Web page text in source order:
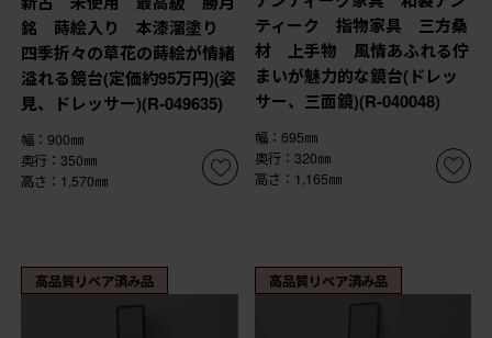
銘 蒔絵入り 本漆溜塗り
四季折々の草花の蒔絵が情緒
溢れる鏡台(定価約95万円)(姿
見、ドレッサー)(R-049635)
幅：900㎜
奥行：350㎜
高さ：1,570㎜
ティーク 指物家具 三方桑
材 上手物 風情あふれる佇
まいが魅力的な鏡台(ドレッ
サー、三面鏡)(R-040048)
幅：695㎜
奥行：320㎜
高さ：1,165㎜
高品質リペア済み品 高品質リペア済み品